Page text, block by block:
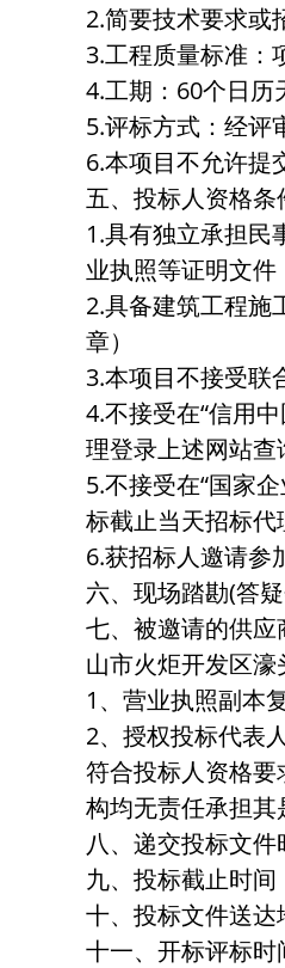
2.简要技术要求或
3.工程质量标准：
4.工期：60个日历
5.评标方式：经评
6.本项目不允许提
五、投标人资格条
1.具有独立承担民
业执照等证明文件
2.具备建筑工程施
章）
3.本项目不接受联
4.不接受在“信用
理登录上述网站查
5.不接受在“国家
标截止当天招标代
6.获招标人邀请参
六、现场踏勘(答
七、被邀请的供
山市火炬开发区
1、营业执照副本
2、授权投标代表
符合投标人资格
构均无责任承担其
八、递交投标文件
九、投标截止时间
十、投标文件送达
十一、开标评标时